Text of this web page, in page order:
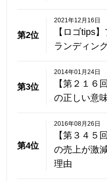
第2位
2021年12月16日
【ロゴtips
ランディン
第3位
2014年01月24日
【第２１６
の正しい意
第4位
2016年08月26日
【第３４５
の売上が激
理由